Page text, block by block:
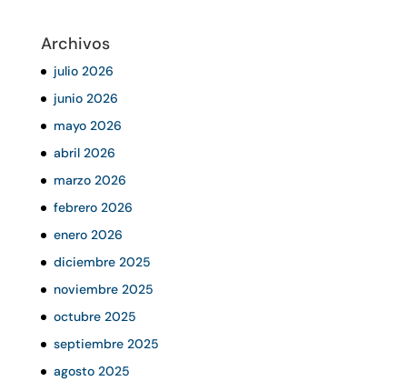
Archivos
julio 2026
junio 2026
mayo 2026
abril 2026
marzo 2026
febrero 2026
enero 2026
diciembre 2025
noviembre 2025
octubre 2025
septiembre 2025
agosto 2025